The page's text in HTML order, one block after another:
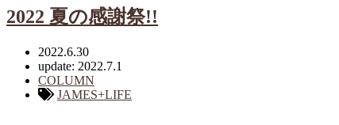
2022 夏の感謝祭!!
2022.6.30
update: 2022.7.1
COLUMN
JAMES+LIFE